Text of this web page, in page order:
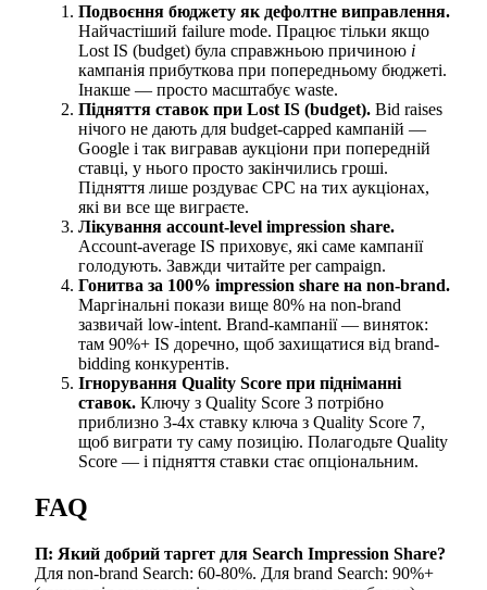
Подвоєння бюджету як дефолтне виправлення.
Найчастіший failure mode. Працює тільки якщо
Lost IS (budget) була справжньою причиною і
кампанія прибуткова при попередньому бюджеті.
Інакше — просто масштабує waste.
Підняття ставок при Lost IS (budget). Bid raises
нічого не дають для budget-capped кампаній —
Google і так вигравав аукціони при попередній
ставці, у нього просто закінчились гроші.
Підняття лише роздуває CPC на тих аукціонах,
які ви все ще виграєте.
Лікування account-level impression share.
Account-average IS приховує, які саме кампанії
голодують. Завжди читайте per campaign.
Гонитва за 100% impression share на non-brand.
Маргінальні покази вище 80% на non-brand
зазвичай low-intent. Brand-кампанії — виняток:
там 90%+ IS доречно, щоб захищатися від brand-
bidding конкурентів.
Ігнорування Quality Score при підніманні
ставок. Ключу з Quality Score 3 потрібно
приблизно 3-4x ставку ключа з Quality Score 7,
щоб виграти ту саму позицію. Полагодьте Quality
Score — і підняття ставки стає опціональним.
FAQ
П: Який добрий таргет для Search Impression Share?
Для non-brand Search: 60-80%. Для brand Search: 90%+